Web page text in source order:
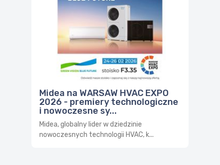
Midea na WARSAW HVAC EXPO
2026 - premiery technologiczne
i nowoczesne sy...
Midea, globalny lider w dziedzinie
nowoczesnych technologii HVAC, k...